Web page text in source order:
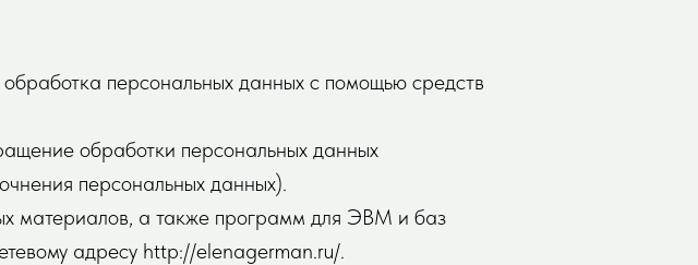
персональных данных с помощью средств
обработки персональных данных
персональных данных).
материалов, а также программ для ЭВМ и баз
адресу http://elenagerman.ru/.